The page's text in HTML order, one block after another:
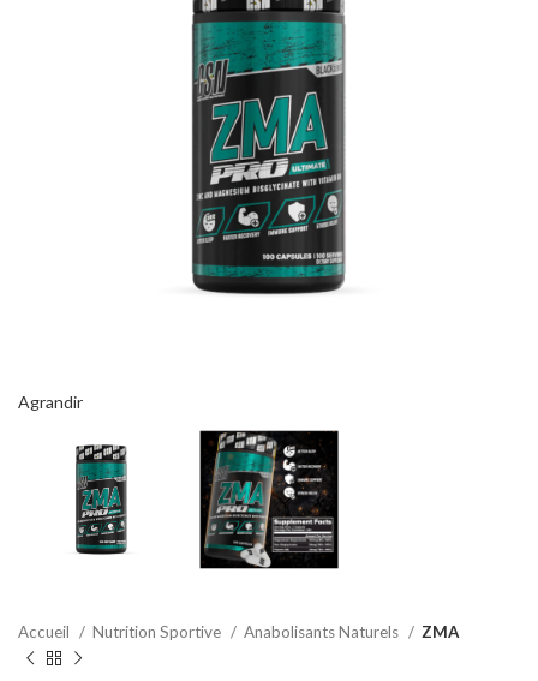
Agrandir
Accueil Nutrition Sportive Anabolisants Naturels ZMA